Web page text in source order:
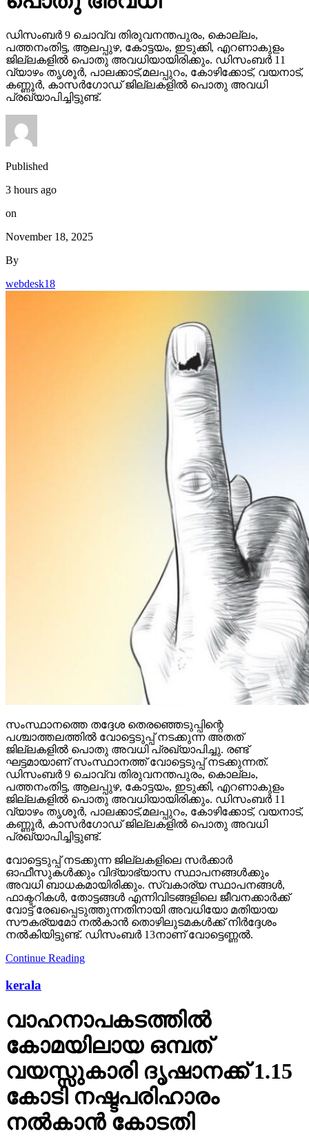
ഡിസംബര്‍ 9 ചൊവ്വ തിരുവനന്തപുരം, കൊല്ലം,
പത്തനംതിട്ട, ആലപ്പുഴ, കോട്ടയം, ഇടുക്കി, എറണാകുളം
ജില്ലകളില്‍ പൊതു അവധിയായിരിക്കും. ഡിസംബര്‍ 11
വ്യാഴം തൃശൂര്‍, പാലക്കാട്,മലപ്പുറം, കോഴിക്കോട്, വയനാട്,
കണ്ണൂര്‍, കാസര്‍ഗോഡ് ജില്ലകളില്‍ പൊതു അവധി
പ്രഖ്യാപിച്ചിട്ടുണ്ട്.
Published
3 hours ago
on
November 18, 2025
By
webdesk18
സംസ്ഥാനത്തെ തദ്ദേശ തെരഞ്ഞെടുപ്പിന്റെ
പശ്ചാത്തലത്തില്‍ വോട്ടെടുപ്പ് നടക്കുന്ന അതത്
ജില്ലകളില്‍ പൊതു അവധി പ്രഖ്യാപിച്ചു. രണ്ട്
ഘട്ടമായാണ് സംസ്ഥാനത്ത് വോട്ടെടുപ്പ് നടക്കുന്നത്.
ഡിസംബര്‍ 9 ചൊവ്വ തിരുവനന്തപുരം, കൊല്ലം,
പത്തനംതിട്ട, ആലപ്പുഴ, കോട്ടയം, ഇടുക്കി, എറണാകുളം
ജില്ലകളില്‍ പൊതു അവധിയായിരിക്കും. ഡിസംബര്‍ 11
വ്യാഴം തൃശൂര്‍, പാലക്കാട്,മലപ്പുറം, കോഴിക്കോട്, വയനാട്,
കണ്ണൂര്‍, കാസര്‍ഗോഡ് ജില്ലകളില്‍ പൊതു അവധി
പ്രഖ്യാപിച്ചിട്ടുണ്ട്.
വോട്ടെടുപ്പ് നടക്കുന്ന ജില്ലകളിലെ സര്‍ക്കാര്‍
ഓഫീസുകള്‍ക്കും വിദ്യാഭ്യാസ സ്ഥാപനങ്ങള്‍ക്കും
അവധി ബാധകമായിരിക്കും. സ്വകാര്യ സ്ഥാപനങ്ങള്‍,
ഫാക്ടറികള്‍, തോട്ടങ്ങള്‍ എന്നിവിടങ്ങളിലെ ജീവനക്കാര്‍ക്ക്
വോട്ട് രേഖപ്പെടുത്തുന്നതിനായി അവധിയോ മതിയായ
സൗകര്യമോ നല്‍കാന്‍ തൊഴിലുടമകള്‍ക്ക് നിര്‍ദ്ദേശം
നല്‍കിയിട്ടുണ്ട്. ഡിസംബര്‍ 13നാണ് വോട്ടെണ്ണല്‍.
Continue Reading
kerala
വാഹനാപകടത്തില്‍
കോമയിലായ ഒമ്പത്
വയസ്സുകാരി ദൃഷാനക്ക് 1.15
കോടി നഷ്ടപരിഹാരം
നല്‍കാന്‍ കോടതി